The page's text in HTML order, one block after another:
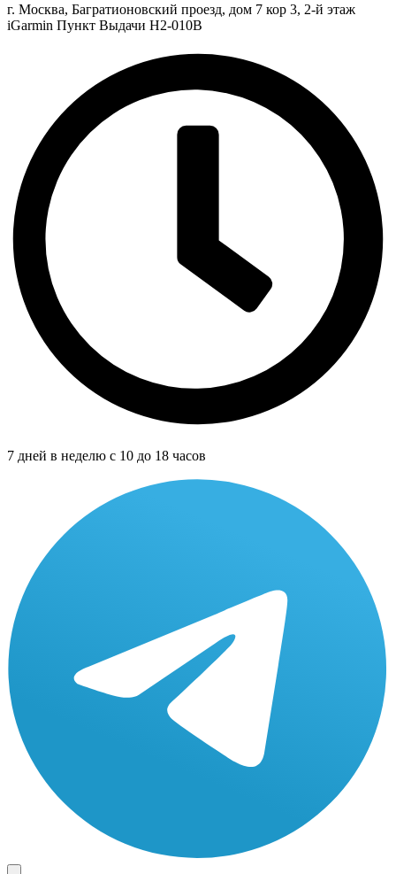
г. Москва, Багратионовский проезд, дом 7 кор 3, 2-й этаж
iGarmin Пункт Выдачи Н2-010В
7 дней в неделю с 10 до 18 часов